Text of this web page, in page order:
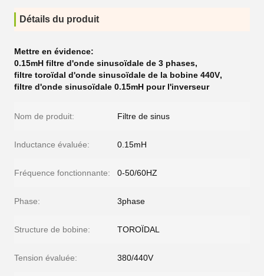
Détails du produit
Mettre en évidence:
0.15mH filtre d'onde sinusoïdale de 3 phases,
filtre toroïdal d'onde sinusoïdale de la bobine 440V,
filtre d'onde sinusoïdale 0.15mH pour l'inverseur
Nom de produit: Filtre de sinus
Inductance évaluée: 0.15mH
Fréquence fonctionnante: 0-50/60HZ
Phase: 3phase
Structure de bobine: TOROÏDAL
Tension évaluée: 380/440V